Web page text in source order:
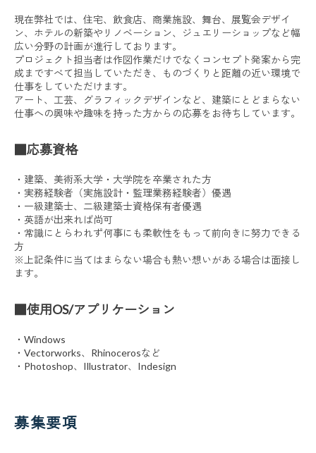
現在弊社では、住宅、飲食店、商業施設、舞台、展覧会デザイ
ン、ホテルの新築やリノベーション、ジュエリーショップなど幅
広い分野の計画が進行しております。
プロジェクト担当者は作図作業だけでなくコンセプト発案から完
成まですべて担当していただき、ものづくりと距離の近い環境で
仕事をしていただけます。
アート、工芸、グラフィックデザインなど、建築にとどまらない
仕事への興味や趣味を持った方からの応募をお待ちしています。
■応募資格
・建築、美術系大学・大学院を卒業された方
・実務経験者（実施設計・監理業務経験者）優遇
・一級建築士、二級建築士資格保有者優遇
・英語が出来れば尚可
・常識にとらわれず何事にも柔軟性をもって前向きに努力できる
方
※上記条件に当てはまらない場合も熱い想いがある場合は面接し
ます。
■使用OS/アプリケーション
・Windows
・Vectorworks、Rhinocerosなど
・Photoshop、Illustrator、Indesign
募集要項